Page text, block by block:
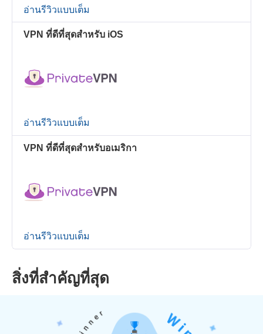
อ่านรีวิวแบบเต็ม
VPN ที่ดีที่สุดสำหรับ iOS
อ่านรีวิวแบบเต็ม
VPN ที่ดีที่สุดสำหรับอเมริกา
อ่านรีวิวแบบเต็ม
สิ่งที่สำคัญที่สุด